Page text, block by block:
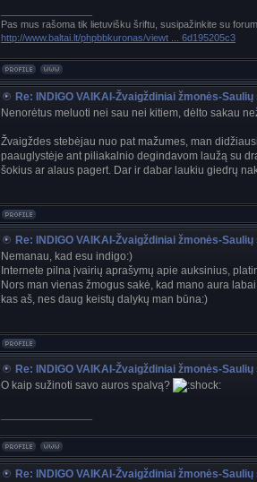
Pas mus rašoma tik lietuvišku šriftu, susipažinkite su
http://www.baltai.lt/phpbbkuronas/viewt ... 6d195205c3
Re: INDIGO VAIKAI-Žvaigždiniai žmonės-
Nenorėtus meluoti nei sau nei kitiem, dėlto sakau
Žvaigždes stebėjau nuo pat mažumes, man
paauglystėje ant piliakalnio degindavom laužą su
šokius ar alaus pagert. Dar ir dabar laukiu giedrų
Re: INDIGO VAIKAI-Žvaigždiniai žmonės-
Nemanau, kad esu indigo:)
Internete pilna įvairių aprašymų apie auksinius,
Nors man vienas žmogus sakė, kad mano aura
kas aš, nes daug keistų dalykų man būna:)
Re: INDIGO VAIKAI-Žvaigždiniai žmonės-
O kaip sužinoti savo auros spalvą?
Re: INDIGO VAIKAI-Žvaigždiniai žmonės-